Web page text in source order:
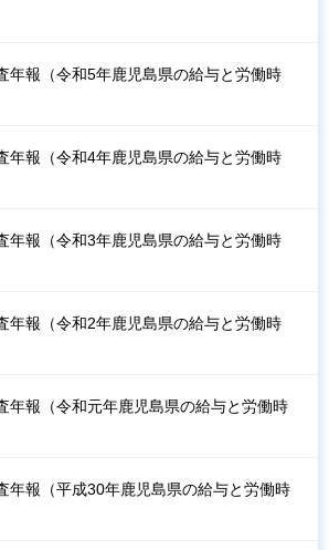
年報（令和5年鹿児島県の給与と労働時
年報（令和4年鹿児島県の給与と労働時
年報（令和3年鹿児島県の給与と労働時
年報（令和2年鹿児島県の給与と労働時
年報（令和元年鹿児島県の給与と労働時
年報（平成30年鹿児島県の給与と労働時